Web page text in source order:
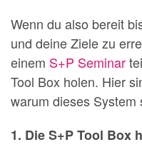
Wenn du also bereit
und deine Ziele zu
einem S+P Seminar
Tool Box holen. Hier
warum dieses System
1. Die S+P Tool Box